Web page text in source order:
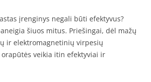
įrenginys negali būti efektyvus?
šiuos mitus. Priešingai, dėl mažų
ir elektromagnetinių virpesių
veikia itin efektyviai ir